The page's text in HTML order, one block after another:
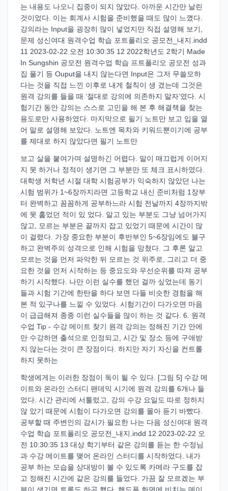
는 내용도 나오니 집중이 되지 않았다. 아까운 시간만 날린
것이었다. 이는 회계사 시험을 준비했을 때도 많이 느꼈다.
강의라는 Input을 굉장히 많이 넣었지만 직접 설명해 보기,
문제 성신여대 원격수업 학습 포트폴리오 공모전_내지.indd
11 2023-02-22 오전 10:30:35 12 2022학년도 2학기 Made
In Sungshin 공모전 원격수업 학습 프트폴리오 공모전 성과
집 풀기 등 Ouput을 내지 않는다면 Input은 그저 무쓸모하
다는 것을 직접 느낀 이후로 내게 철칙이 생 겼는데 그것은
원격 강의를 들을 때 ‘절대로 강의에 의존하지 말자’였다. 시
험기간 동안 강의는 스스로 고민을 해 본 후 해결책을 찾는
용도로만 사용하였다. 마지막으로 필기 노트만 보고 입을 열
어 말로 설명해 보았다. 노트엔 목차와 키워드뿐이기에 공부
를 제대로 하지 않았다면 필기 노트만
보고 살을 붙여가며 설명하긴 어렵다. 말이 매끄럽게 이어지
지 못 하거나 정적이 생기면 그 부분만 또 체크 표시하였다.
대학생 저학년 시절 대학 시험공부가 익숙하지 않았던 나는
시험 범위가 1~6장까지라면 고등학교 내신 준비처럼 1장부
터 완벽하고 꼼꼼하게 공부하느라 시험 전날까지 4장까지밖
에 못 훑었던 적이 있 었다. 알고 있는 부분도 그냥 넘어가지
않고, 모르는 부분은 끝까지 잡고 있었기 때문에 시간이 많
이 걸렸다. 가장 중요한 부분이 후반부인 5~6장임에도 불구
하고 완벽주의 성격으로 인해 시험을 망쳤다. 그 후론 알고
모르는 것을 먼저 파악한 뒤 모르는 것 위주로, 그리고 더 중
요한 것을 먼저 시작하는 등 중요도와 우선순위를 따져 공부
하기 시작했다. 나만 이런 실수를 했던 걸까 싶었는데 동기
들과 시험 기간에 한탄을 하다 보면 다들 비슷한 경험을 해
본 적 있구나를 느낄 수 있었다. 시험기간이 다가오면 마음
이 급급해져 종종 이런 실수들을 많이 하는 것 같다. 6. 원격
수업 Tip - 수강 메이트 찾기 원격 강의는 정해진 기간 안에
만 수강하면 출석으로 인정되고, 시간 및 장소 등에 구애받
지 않는다는 것이 큰 장점이다. 하지만 자기 자신을 컨트롤
하지 못하는
학생에게는 이러한 장점이 독이 될 수 있다. [그림 5] 수강 메
이트와 온라인 스터디 팬데믹 시기에 원격 강의를 6개나 들
었다. 시간 관리에 서툴렀고, 강의 수강 요일도 따로 정하지
않 았기 때문에 시험이 다가오면 강의를 몰아 듣기 바빴다.
공부할 때 주변인의 감시가 필요한 나는 다음 성신여대 원격
수업 학습 포트폴리오 공모전_내지.indd 12 2023-02-22 오
전 10:30:35 13 대상 학기부터 같은 강의를 듣는 한 수정님
과 수강 메이트를 맺어 온라인 스터디를 시작하였다. 내가
공부 하는 모습을 상대방이 볼 수 있도록 카메라 구도를 잡
고 정해진 시간에 같은 강의를 들었다. 가끔 잘 모르겠는 부